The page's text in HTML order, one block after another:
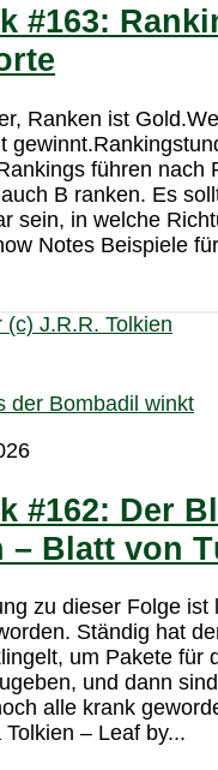
#163:
Ranken ist
führen nach
B ranken. Es
sein, in welche
Notes Beispiele
der Bombadil winkt
#162: Der
– Blatt von
zu dieser Folge ist
Ständig hat
um Pakete für
und dann
alle krank
– Leaf by...